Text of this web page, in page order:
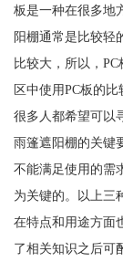
板是一种在很多地
阳棚通常是比较轻
比较大，所以，
区中使用PC板的比
很多人都希望可以
雨篷遮阳棚的关键
不能满足使用的需
为关键的。以上三
在特点和用途方面
了相关知识之后可